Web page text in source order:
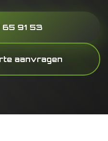
91 53
aanvragen